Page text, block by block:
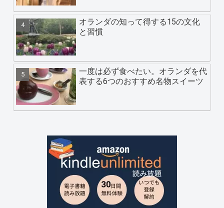
オランダの知って得する15の文化
と習慣
一度は必ず食べたい。オランダを代
表する6つのおすすめ名物スイーツ